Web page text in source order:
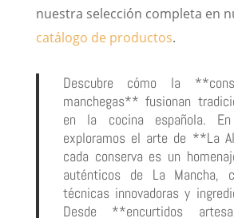
nuestra selección completa en
catálogo de productos.
Descubre cómo la
manchegas** fusionan
en la cocina española.
exploramos el arte de **La
cada conserva es un
auténticos de La Mancha,
técnicas innovadoras y
Desde **encurtidos